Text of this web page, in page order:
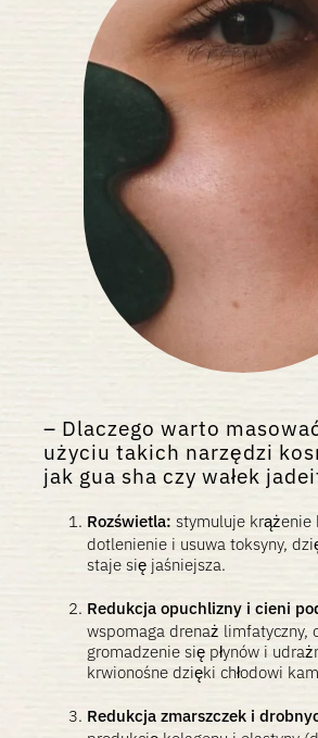
Dlaczego warto
użyciu takich narzędzi
jak gua sha czy wałek
Rozświetla: stymuluje
dotlenienie i usuwa toksyny,
staje się jaśniejsza.
Redukcja opuchlizny i cieni
wspomaga drenaż limfatyczny,
gromadzenie się płynów i
krwionośne dzięki chłodowi
Redukcja zmarszczek i